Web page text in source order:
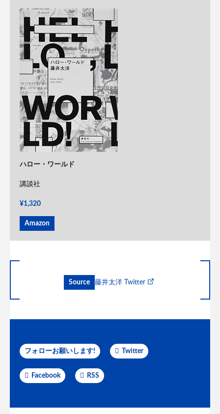
ハロー・ワールド
講談社
¥1,320
Amazon
Source 藤井太洋 Twitter
フォローお願いします! Twitter
Facebook RSS